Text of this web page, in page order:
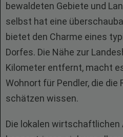
bewaldeten Gebiete und
selbst hat eine
bietet den Charme eines
Dorfes. Die Nähe zur
Kilometer entfernt, macht
Wohnort für Pendler, die die
schätzen wissen.
Die lokalen